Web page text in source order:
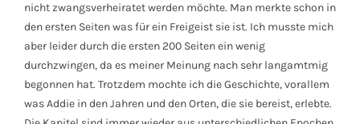
nicht zwangsverheiratet werden möchte. Man merkte schon in
den ersten Seiten was für ein Freigeist sie ist. Ich musste mich
aber leider durch die ersten 200 Seiten ein wenig
durchzwingen, da es meiner Meinung nach sehr langamtmig
begonnen hat. Trotzdem mochte ich die Geschichte, vorallem
was Addie in den Jahren und den Orten, die sie bereist, erlebte.